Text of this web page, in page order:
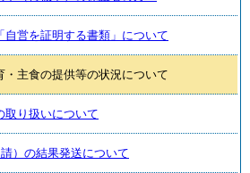
営を証明する書類」について
・主食の提供等の状況について
取り扱いについて
）の結果発送について